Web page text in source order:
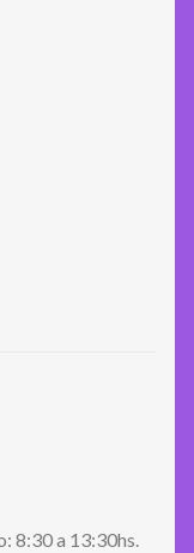
8:30 a 13:30hs.